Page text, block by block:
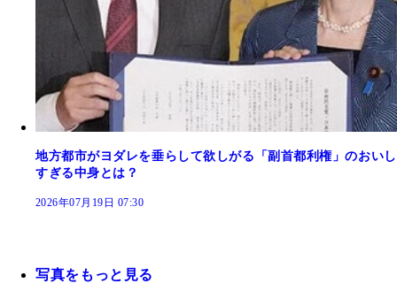
地方都市がヨダレを垂らして欲しがる「副首都利権」のおいし
すぎる中身とは？
2026年07月19日 07:30
写真をもっと見る